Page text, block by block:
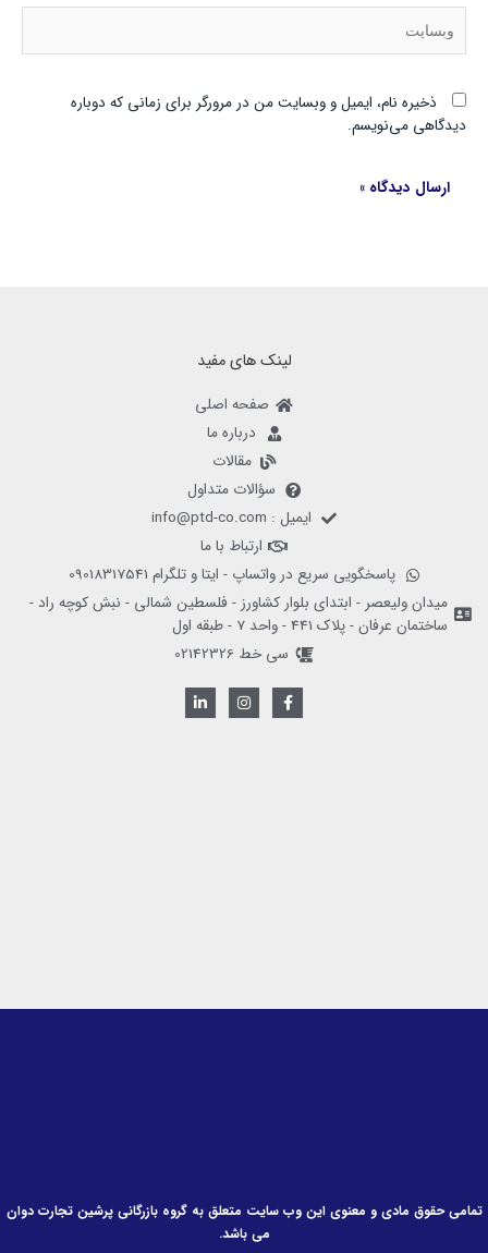
ذخیره نام، ایمیل و وبسایت من در مرورگر برای زمانی که دوباره
دیدگاهی می‌نویسم.
لینک های مفید
صفحه اصلی
درباره ما
مقالات
سؤالات متداول
ایمیل : info@ptd-co.com
ارتباط با ما
پاسخگویی سریع در واتساپ - ایتا و تلگرام 09018317541
میدان ولیعصر - ابتدای بلوار کشاورز - فلسطین شمالی - نبش کوچه راد -
ساختمان عرفان - پلاک 441 - واحد 7 - طبقه اول
سی خط 02142326
F
a
c
I
n
s
L
i
n
تمامی حقوق مادی و معنوی این وب سایت متعلق به گروه بازرگانی پرشین تجارت دوان
می باشد.